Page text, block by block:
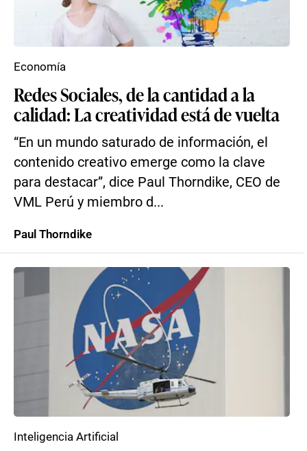
Redes Sociales, de la cantidad a la
calidad: La creatividad está de vuelta
“En un mundo saturado de información, el
contenido creativo emerge como la clave
para destacar”, dice Paul Thorndike, CEO de
VML Perú y miembro d...
Economía
Paul Thorndike
Inteligencia Artificial